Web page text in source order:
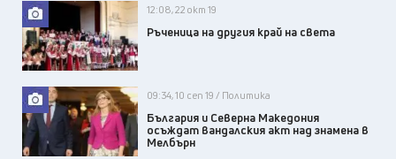
12:08, 22 окт 19
Ръченица на другия край на света
09:34, 10 сеп 19 / Политика
България и Северна Македония
осъждат вандалския акт над знамена в
Мелбърн